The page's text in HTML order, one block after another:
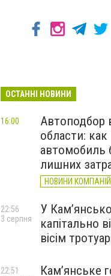
ОСТАННІ НОВИНИ
Автоподбор
области:
автомобиль
лишних
НОВИНИ КОМПАНІЙ
16:00
У
капітально
вісім
22:56
3 серпня
Кам’янське
22:51